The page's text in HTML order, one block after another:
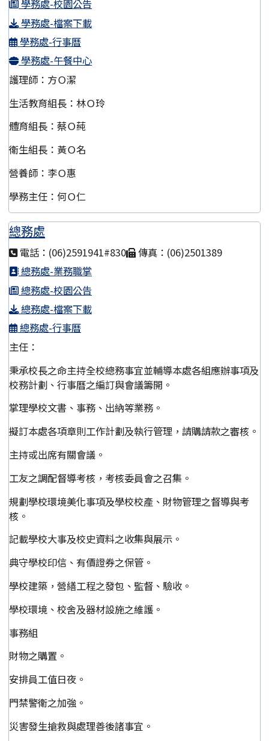
學務處-校園公告
學務處-檔案下載
學務處-行事曆
學務處-午餐中心
護理師：方Ｏ潔
生活教育組長：林Ｏ玲
體育組長：蔡Ｏ蒓
衛生組長：黃Ｏ名
營養師：李Ｏ惠
學務主任：何Ｏ仁
總務處
電話：(06)2591941#830
傳真：(06)2501389
總務處-業務職掌
總務處-校園公告
總務處-檔案下載
總務處-行事曆
主任：
秉承校長之命主持全校總務事宜並輔導本處各組應辦事項及
校務計劃、行事曆之編訂與會議籌開。
掌理學校文書、事務、出納等業務。
擬訂本處各項章則工作計劃及執行管理，請購請款之審核。
主持或出席有關會議。
工友之調配督導考核，考核委員會之召集。
規劃學校環境美化事項及學校校產、財物管理之督導與考
核。
記載學校大事及校史資料之收集與展示。
典守學校印信、有價證券之保管。
學校建築，營繕工程之發包、監督、驗收。
學校環境、校舍及器材設施之維護。
事務組
財物之購置。
安排員工值日夜。
門禁警衛之加強。
災害發生搶救與處理善後諸事宜。